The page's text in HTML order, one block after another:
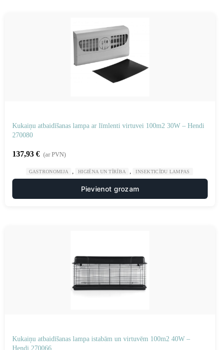
Kukaiņu atbaidīšanas lampa ar līmlenti virtuvei 100m2 30W – Hendi
270080
137,93 € (ar PVN)
GASTRONOMIJA HIGIĒNA UN TĪRĪBA INSEKTICĪDU LAMPAS
Pievienot grozam
Kukaiņu atbaidīšanas lampa istabām un virtuvēm 100m2 40W –
Hendi 270066